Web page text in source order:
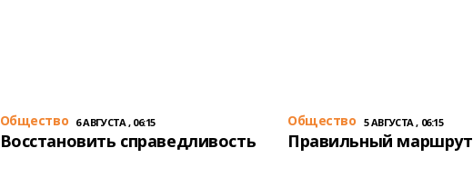
Общество 6 АВГУСТА , 06:15
Восстановить справедливость
Общество 5 АВГУСТА , 06:15
Правильный маршрут